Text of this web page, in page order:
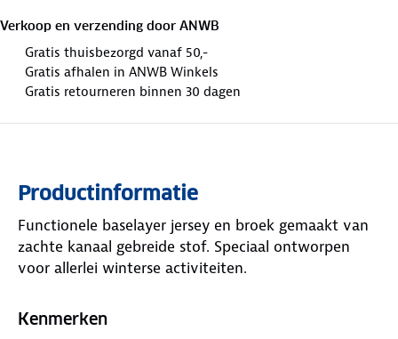
Verkoop en verzending door ANWB
Gratis thuisbezorgd vanaf 50,-
Gratis afhalen in ANWB Winkels
Gratis retourneren binnen 30 dagen
Productinformatie
Functionele baselayer jersey en broek gemaakt van
zachte kanaal gebreide stof. Speciaal ontworpen
voor allerlei winterse activiteiten.
Kenmerken